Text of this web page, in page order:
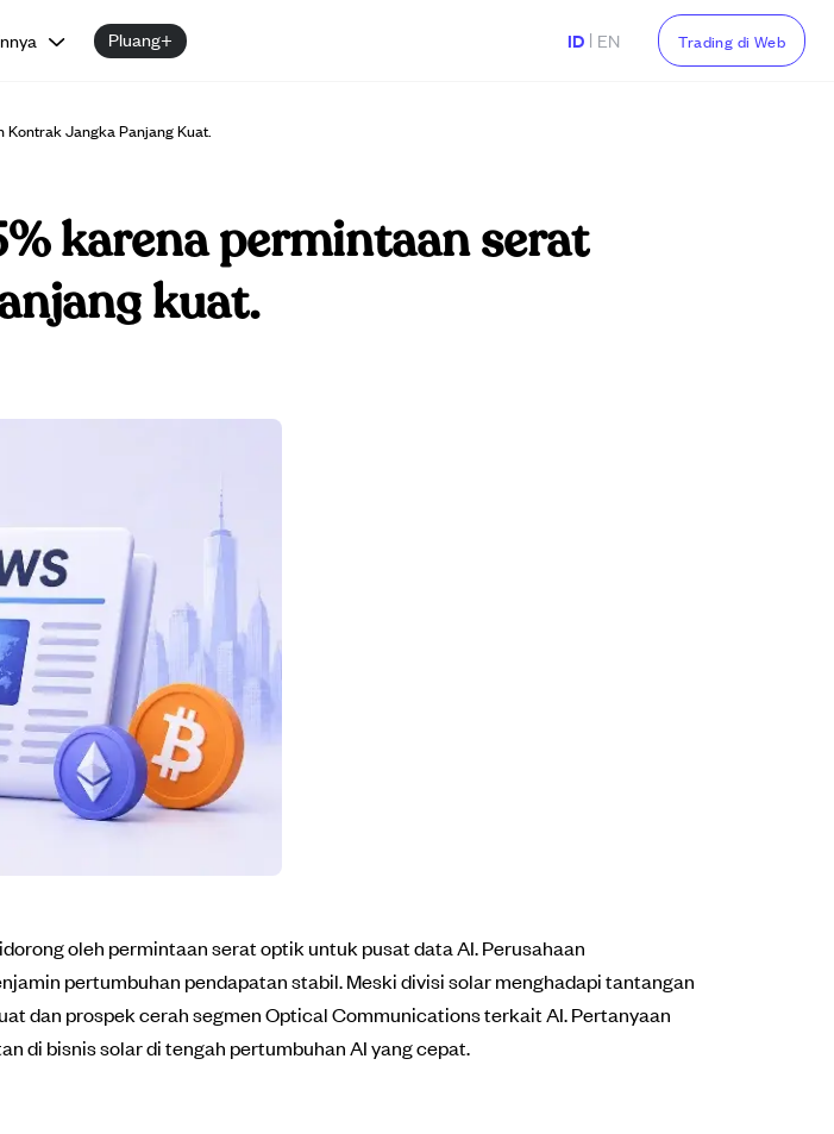
Pluang+ ID | EN Trading di Web
Jangka Panjang Kuat.
karena permintaan serat
kuat.
oleh permintaan serat optik untuk pusat data AI. Perusahaan
pertumbuhan pendapatan stabil. Meski divisi solar menghadapi tantangan
dan prospek cerah segmen Optical Communications terkait AI. Pertanyaan
di bisnis solar di tengah pertumbuhan AI yang cepat.